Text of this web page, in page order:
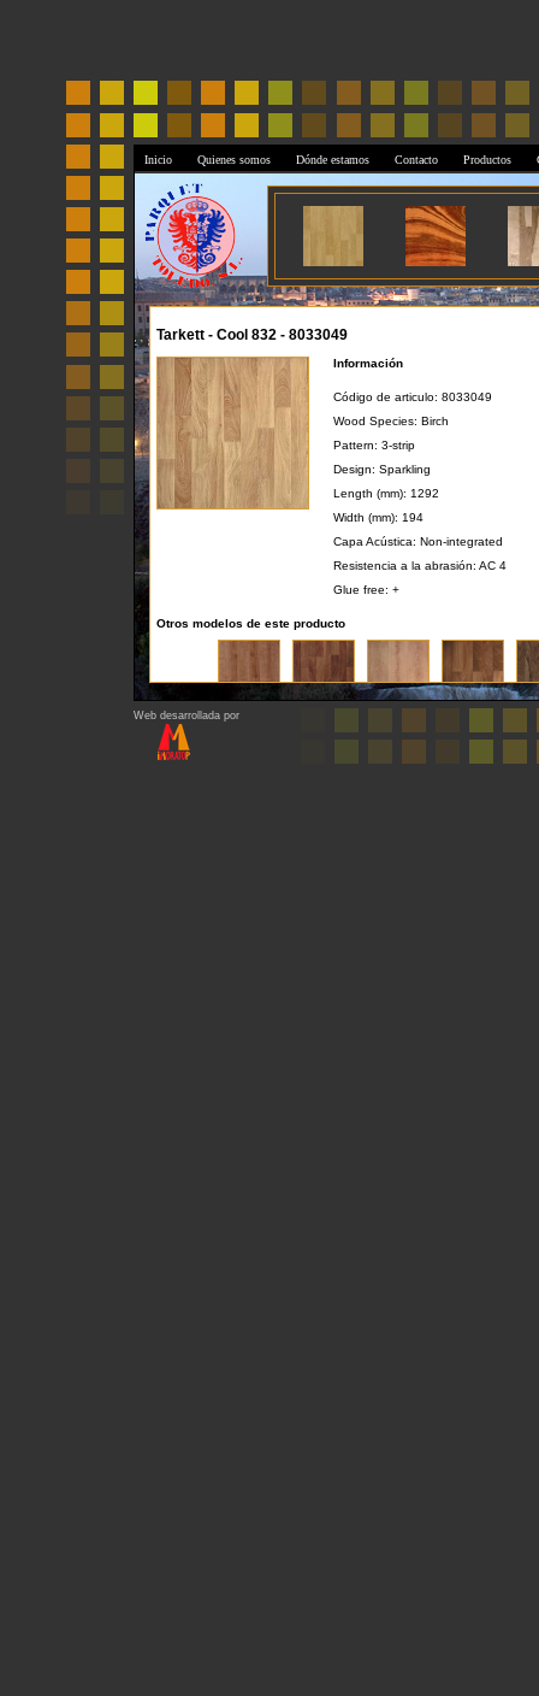
Web desarrollada por
Inicio Quienes somos Dónde estamos Contacto Productos
Tarkett - Cool 832 - 8033049
Información
Código de articulo: 8033049
Wood Species: Birch
Pattern: 3-strip
Design: Sparkling
Length (mm): 1292
Width (mm): 194
Capa Acústica: Non-integrated
Resistencia a la abrasión: AC 4
Glue free: +
Otros modelos de este producto